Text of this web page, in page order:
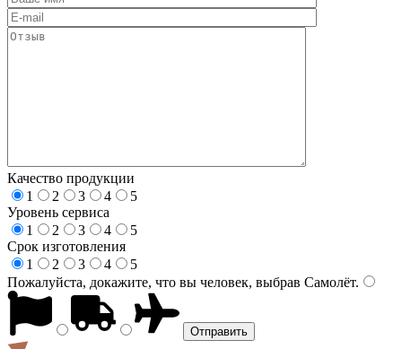
Качество продукции
1
2 3 4
5
Уровень сервиса
1
2 3 4
5
Срок изготовления
1
2 3 4
5
Пожалуйста, докажите, что вы человек, выбрав Самолёт.